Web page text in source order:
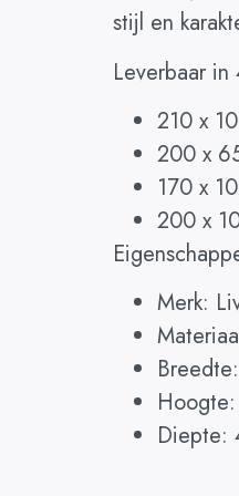
stijl en
Leverbaar
210 x
200 x
170 x
200 x
Merk:
Diepte: